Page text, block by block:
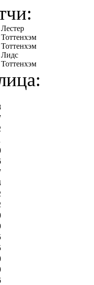
Лестер
Тоттенхэм
Тоттенхэм
Лидс
Тоттенхэм